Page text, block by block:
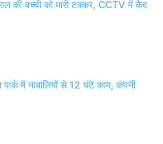
की बच्ची को मारी टक्कर, CCTV में कैद
में नाबालिगों से 12 घंटे काम, कंपनी